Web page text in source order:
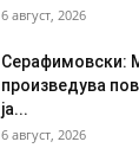
6 август, 2026
Серафимовски:
произведува
ја...
6 август, 2026